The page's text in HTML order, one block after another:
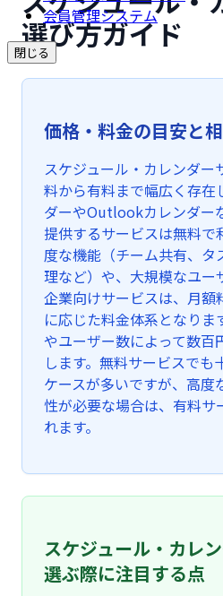
会員管理システム
閉じる
選び方ガイド
価格・料金の目安と
スケジュール・カレンダー
料から有料まで幅広く存在
ダーやOutlookカレンダー
提供するサービスは無料で
度な機能（チーム共有、タ
理など）や、大規模なユー
企業向けサービスは、月額
に応じた料金体系となりま
やユーザー数によって数百
します。無料サービスでも
ケースが多いですが、高度
性が必要な場合は、有料サ
れます。
スケジュール・カレ
選ぶ際に注目する点